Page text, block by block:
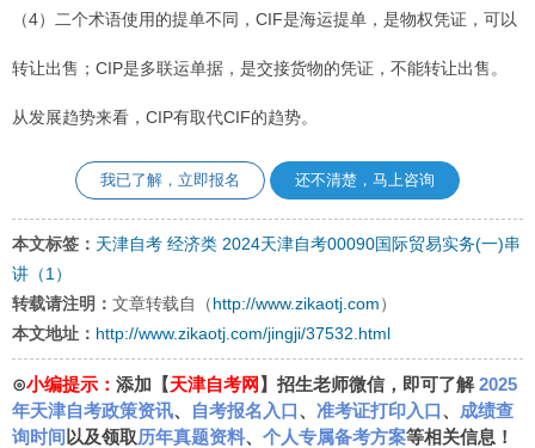
（4）二个术语使用的提单不同，CIF是海运提单，是物权凭证，可以
转让出售；CIP是多联运单据，是交接货物的凭证，不能转让出售。
从发展趋势来看，CIP有取代CIF的趋势。
我已了解，立即报名 还不清楚，马上咨询
本文标签： 天津自考 经济类 2024天津自考00090国际贸易实务(一)串
讲（1）
转载请注明： 文章转载自（ http://www.zikaotj.com ）
本文地址： http://www.zikaotj.com/jingji/37532.html
⊙小编提示： 添加【天津自考网 】招生老师微信，即可了解2025
年天津自考政策资讯、 自考报名入口、 准考证打印入口、 成绩查
询时间 以及领取历年真题资料、 个人专属备考方案等相关信息！